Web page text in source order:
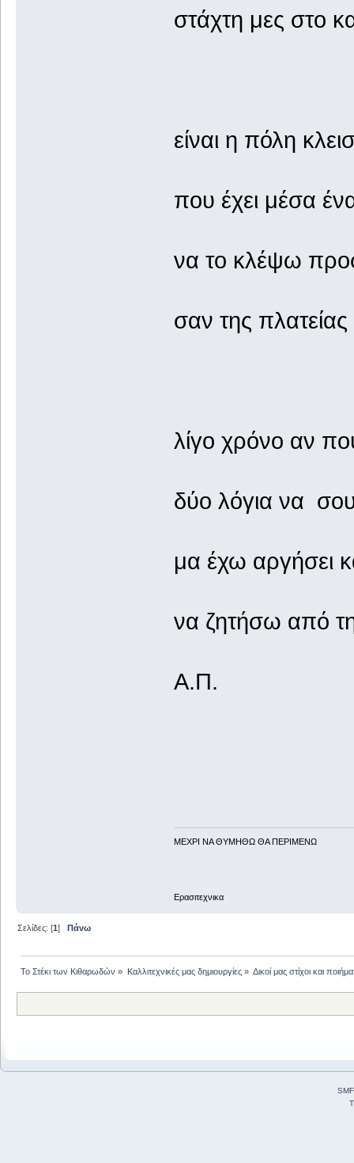
στάχτη μες στο
είναι η πόλη
που έχει μέσα
να το κλέψω
σαν της
λίγο χρόνο αν
δύο λόγια να
μα έχω αργήσει
να ζητήσω από
Α.Π.
ΜΕΧΡΙ ΝΑ ΘΥΜHΘΩ ΘΑ ΠΕΡΙΜΕΝΩ
Ερασιτεχνικα
Σελίδες: [1] Πάνω
Το Στέκι των Κιθαρωδών » Καλλιτεχνικές μας δημιουργίες» Δικοί μας στίχοι και